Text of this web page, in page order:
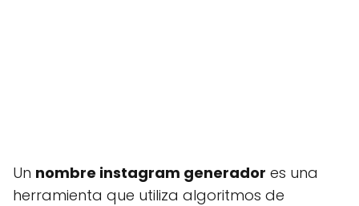
Un nombre instagram generador es una
herramienta que utiliza algoritmos de